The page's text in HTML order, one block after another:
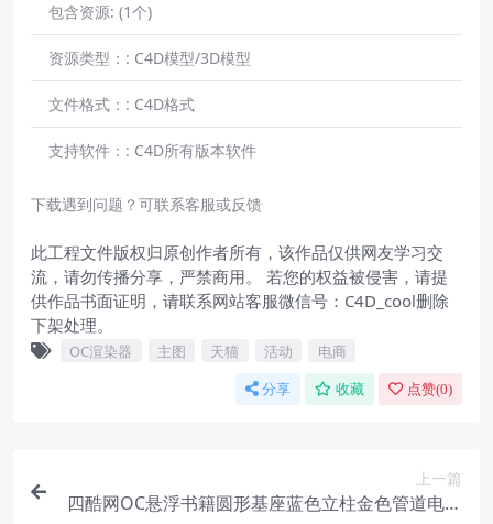
包含资源: (1个)
资源类型：: C4D模型/3D模型
文件格式：: C4D格式
支持软件：: C4D所有版本软件
下载遇到问题？可联系客服或反馈
此工程文件版权归原创作者所有，该作品仅供网友学习交
流，请勿传播分享，严禁商用。 若您的权益被侵害，请提
供作品书面证明，请联系网站客服微信号：C4D_cool删除
下架处理。
OC渲染器 主图 天猫 活动 电商
分享 收藏 点赞(0)
上一篇
四酷网OC悬浮书籍圆形基座蓝色立柱金色管道电商